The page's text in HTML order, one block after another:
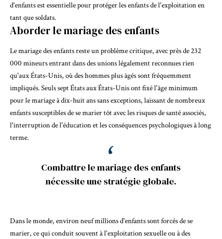
d'enfants est essentielle pour protéger les enfants de l'exploitation en
tant que soldats.
Aborder le mariage des enfants
Le mariage des enfants reste un problème critique, avec près de 232
000 mineurs entrant dans des unions légalement reconnues rien
qu'aux États-Unis, où des hommes plus âgés sont fréquemment
impliqués. Seuls sept États aux États-Unis ont fixé l'âge minimum
pour le mariage à dix-huit ans sans exceptions, laissant de nombreux
enfants susceptibles de se marier tôt avec les risques de santé associés,
l'interruption de l'éducation et les conséquences psychologiques à long
terme.
Combattre le mariage des enfants
nécessite une stratégie globale.
Dans le monde, environneuf millions d'enfants sont forcés de se
marier, ce qui conduit souvent à l'exploitation sexuelle ou àdes